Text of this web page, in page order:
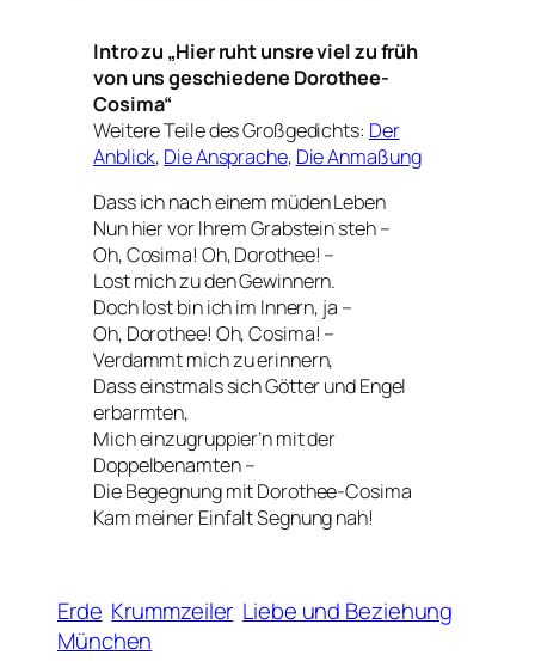
Intro zu „Hier ruht unsre viel zu früh
von uns geschiedene Dorothee-
Cosima“
Weitere Teile des Großgedichts: Der
Anblick, Die Ansprache, Die Anmaßung
Dass ich nach einem müden Leben
Nun hier vor Ihrem Grabstein steh –
Oh, Cosima! Oh, Dorothee! –
Lost mich zu den Gewinnern.
Doch lost bin ich im Innern, ja –
Oh, Dorothee! Oh, Cosima! –
Verdammt mich zu erinnern,
Dass einstmals sich Götter und Engel
erbarmten,
Mich einzugruppier’n mit der
Doppelbenamten –
Die Begegnung mit Dorothee-Cosima
Kam meiner Einfalt Segnung nah!
Erde Krummzeiler Liebe und Beziehung
München